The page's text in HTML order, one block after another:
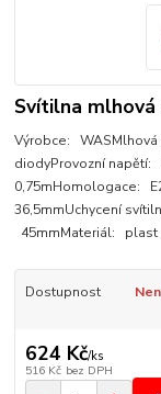
Svítilna mlhová
Výrobce:
diodyProvozní
0,75mHomologace:
36,5mmUchycení
45mmMateriál: plast
Dostupnost
624 Kč/ks
516 Kč bez DPH